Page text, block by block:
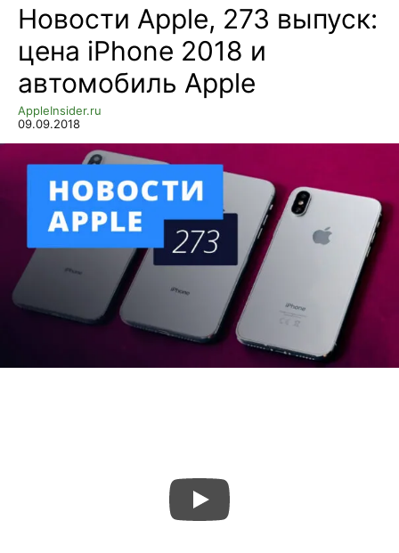
Новости Apple, 273 выпуск:
цена iPhone 2018 и
автомобиль Apple
AppleInsider.ru
09.09.2018